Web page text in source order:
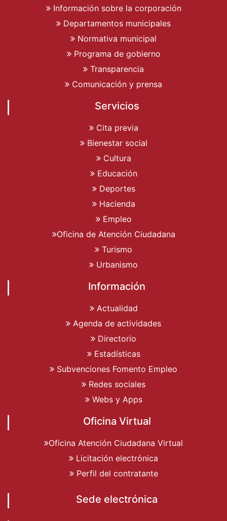
Información sobre la corporación
Departamentos municipales
Normativa municipal
Programa de gobierno
Transparencia
Comunicación y prensa
Servicios
Cita previa
Bienestar social
Cultura
Educación
Deportes
Hacienda
Empleo
Oficina de Atención Ciudadana
Turismo
Urbanismo
Información
Actualidad
Agenda de actividades
Directorio
Estadísticas
Subvenciones Fomento Empleo
Redes sociales
Webs y Apps
Oficina Virtual
Oficina Atención Ciudadana Virtual
Licitación electrónica
Perfil del contratante
Sede electrónica